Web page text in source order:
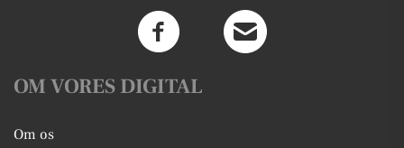
OM VORES DIGITAL
Om os